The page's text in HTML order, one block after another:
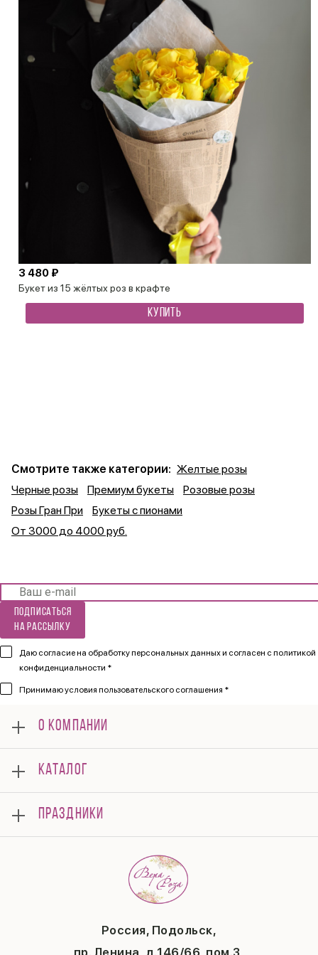
Букет из 15 жёлтых роз в крафте
3 480 ₽
КУПИТЬ
Смотрите также категории: Желтые розы
Черные розы
Премиум букеты
Розовые розы
Розы Гран При
Букеты с пионами
От 3000 до 4000 руб.
Подписаться
на рассылку
Даю согласие на обработку персональных данных и согласен с политикой
конфиденциальности *
Принимаюусловия пользовательского соглашения *
Россия, Подольск,
пр. Ленина, д.146/66, пом.3,
О КОМПАНИИ
Мероприятия
Корпоративным клиентам
Оплата
Доставка
Отзывы
Политика конфиденциальности
КАТАЛОГ
Композиции
Подарки
ПРАЗДНИКИ